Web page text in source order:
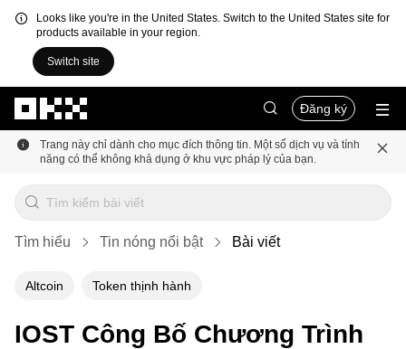
Looks like you're in the United States. Switch to the United States site for
products available in your region.
Switch site
Đăng ký
Trang này chỉ dành cho mục đích thông tin. Một số dịch vụ và tính
năng có thể không khả dụng ở khu vực pháp lý của bạn.
Tìm hiểu Tin nóng nổi bật Bài viết
Altcoin Token thịnh hành
IOST Công Bố Chương Trình